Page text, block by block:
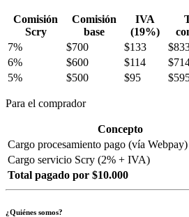
Comisión
Scry
Comisión
base
IVA
(19%)
7%
$700 $133
6%
$600 $114
5%
$500 $95
Para el comprador
Concepto
Cargo procesamiento pago (vía Webpay)
Cargo servicio Scry (2% + IVA)
Total pagado por $10.000
¿Quiénes somos?